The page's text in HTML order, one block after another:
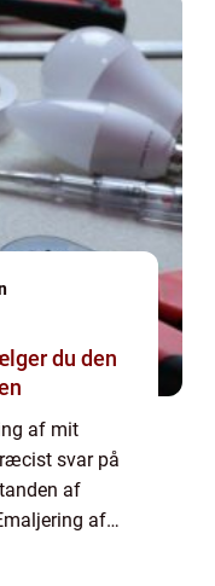
af mit
svar på
af
af